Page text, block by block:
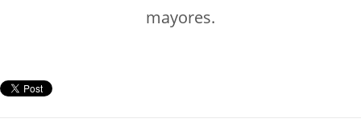
mayores.